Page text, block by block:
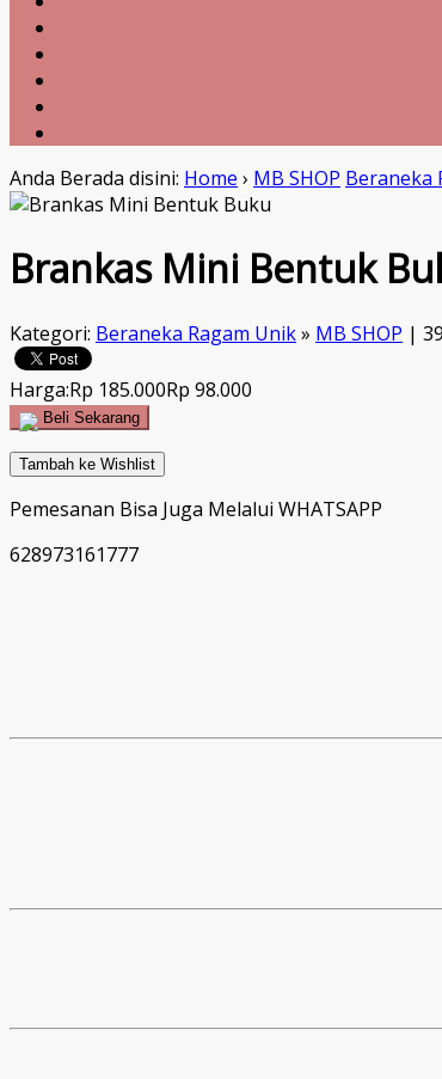
Anda Berada disini: Home › MB SHOP Beraneka
Brankas Mini Bentuk
Kategori: Beraneka Ragam Unik» MB SHOP |
Harga:Rp 185.000Rp 98.000
Beli Sekarang
Tambah ke Wishlist
Pemesanan Bisa Juga Melalui WHATSAPP
628973161777